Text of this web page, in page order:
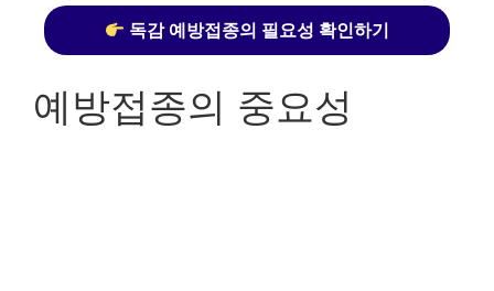
독감 예방접종의 필요성 확인하기
예방접종의 중요성